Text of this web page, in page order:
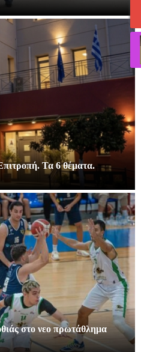
Τα 6 θέματα.
στο νεο πρωτάθλημα